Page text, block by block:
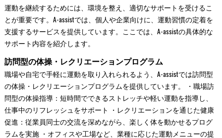
運動を継続するためには、環境を整え、適切なサポートを受けるこ
とが重要です。A-assistでは、個人や企業向けに、運動習慣の定着を
支援するサービスを提供しています。ここでは、A-assistの具体的な
サポート内容を紹介します。
訪問型の体操・レクリエーションプログラム
職場や自宅で手軽に運動を取り入れられるよう、A-assistでは訪問型
の体操・レクリエーションプログラムを提供しています。 ・職場訪
問型の体操指導：短時間でできるストレッチや軽い運動を指導し、
仕事中のリフレッシュをサポート ・レクリエーションを通じた健康
促進：従業員同士の交流を深めながら、楽しく体を動かせるプログ
ラムを実施 ・オフィスや工場など、業種に応じた運動メニューの提